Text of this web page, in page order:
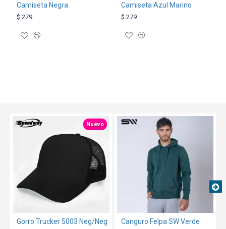
Camiseta Negra
$ 279
Camiseta Azul Marino
$ 279
Nuevo
TEXTTRANSPARENTE
Gorro Trucker 5003 Neg/Neg
TEXTTRANSPARENTE
Canguro Felpa SW Verde